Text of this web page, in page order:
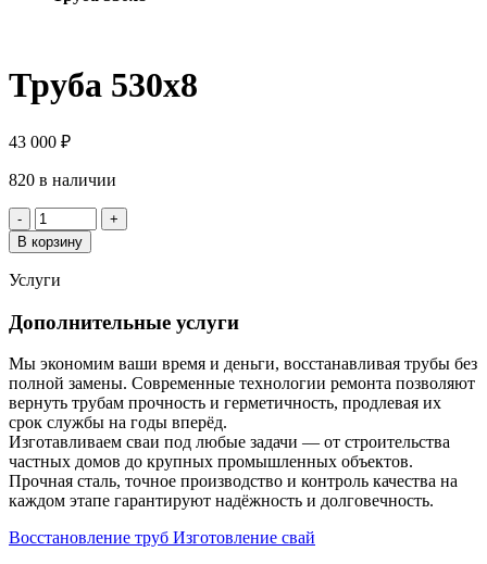
Труба 530х8
43 000 ₽
820 в наличии
Количество
товара
Труба
530х8
-
+
В корзину
Услуги
Дополнительные услуги
Мы экономим ваши время и деньги, восстанавливая трубы без
полной замены. Современные технологии ремонта позволяют
вернуть трубам прочность и герметичность, продлевая их
срок службы на годы вперёд.
Изготавливаем сваи под любые задачи — от строительства
частных домов до крупных промышленных объектов.
Прочная сталь, точное производство и контроль качества на
каждом этапе гарантируют надёжность и долговечность.
Восстановление труб Изготовление свай